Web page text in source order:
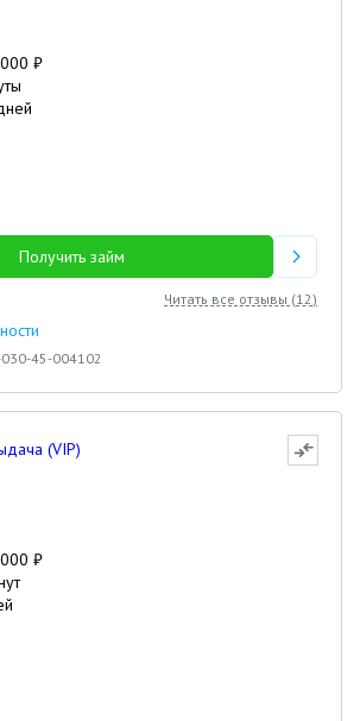
₽
Получить займ
Читать все отзывы (12)
45-004102
₽